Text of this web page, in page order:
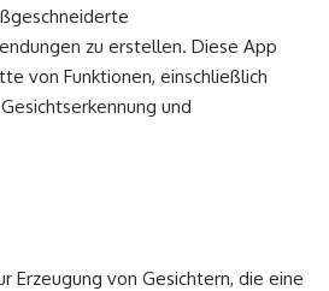
zu erstellen. Diese App
von Funktionen, einschließlich
und
Erzeugung von Gesichtern, die eine